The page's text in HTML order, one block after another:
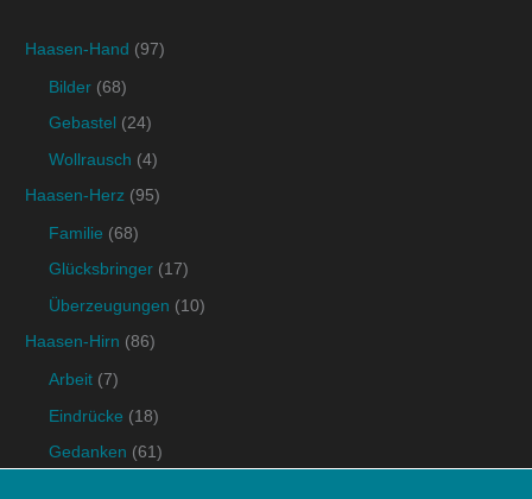
Haasen-Hand (97)
Bilder (68)
Gebastel (24)
Wollrausch (4)
Haasen-Herz (95)
Familie (68)
Glücksbringer (17)
Überzeugungen (10)
Haasen-Hirn (86)
Arbeit (7)
Eindrücke (18)
Gedanken (61)